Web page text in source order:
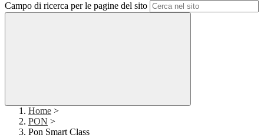
Campo di ricerca per le pagine del sito
Home >
PON >
Pon Smart Class